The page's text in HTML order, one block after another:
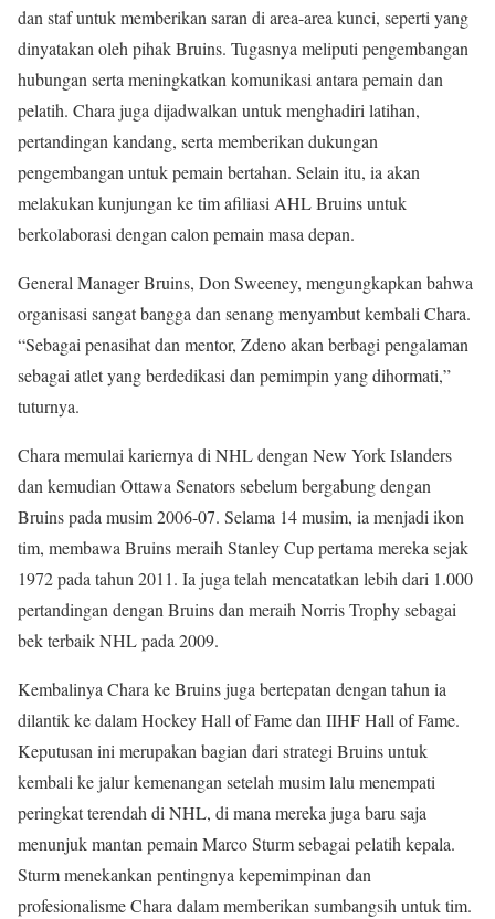
dan staf untuk memberikan saran di area-area kunci, seperti yang
dinyatakan oleh pihak Bruins. Tugasnya meliputi pengembangan
hubungan serta meningkatkan komunikasi antara pemain dan
pelatih. Chara juga dijadwalkan untuk menghadiri latihan,
pertandingan kandang, serta memberikan dukungan
pengembangan untuk pemain bertahan. Selain itu, ia akan
melakukan kunjungan ke tim afiliasi AHL Bruins untuk
berkolaborasi dengan calon pemain masa depan.
General Manager Bruins, Don Sweeney, mengungkapkan bahwa
organisasi sangat bangga dan senang menyambut kembali Chara.
“Sebagai penasihat dan mentor, Zdeno akan berbagi pengalaman
sebagai atlet yang berdedikasi dan pemimpin yang dihormati,”
tuturnya.
Chara memulai kariernya di NHL dengan New York Islanders
dan kemudian Ottawa Senators sebelum bergabung dengan
Bruins pada musim 2006-07. Selama 14 musim, ia menjadi ikon
tim, membawa Bruins meraih Stanley Cup pertama mereka sejak
1972 pada tahun 2011. Ia juga telah mencatatkan lebih dari 1.000
pertandingan dengan Bruins dan meraih Norris Trophy sebagai
bek terbaik NHL pada 2009.
Kembalinya Chara ke Bruins juga bertepatan dengan tahun ia
dilantik ke dalam Hockey Hall of Fame dan IIHF Hall of Fame.
Keputusan ini merupakan bagian dari strategi Bruins untuk
kembali ke jalur kemenangan setelah musim lalu menempati
peringkat terendah di NHL, di mana mereka juga baru saja
menunjuk mantan pemain Marco Sturm sebagai pelatih kepala.
Sturm menekankan pentingnya kepemimpinan dan
profesionalisme Chara dalam memberikan sumbangsih untuk tim.